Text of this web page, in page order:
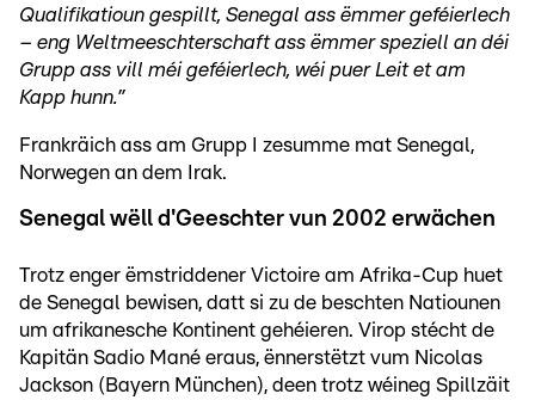
Qualifikatioun gespillt, Senegal ass ëmmer geféierlech
– eng Weltmeeschterschaft ass ëmmer speziell an déi
Grupp ass vill méi geféierlech, wéi puer Leit et am
Kapp hunn.”
Frankräich ass am Grupp I zesumme mat Senegal,
Norwegen an dem Irak.
Senegal wëll d'Geeschter vun 2002 erwächen
Trotz enger ëmstriddener Victoire am Afrika-Cup huet
de Senegal bewisen, datt si zu de beschten Natiounen
um afrikanesche Kontinent gehéieren. Virop stécht de
Kapitän Sadio Mané eraus, ënnerstëtzt vum Nicolas
Jackson (Bayern München), deen trotz wéineg Spillzäit